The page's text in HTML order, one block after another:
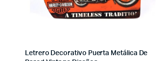
Letrero Decorativo Puerta Metálica De